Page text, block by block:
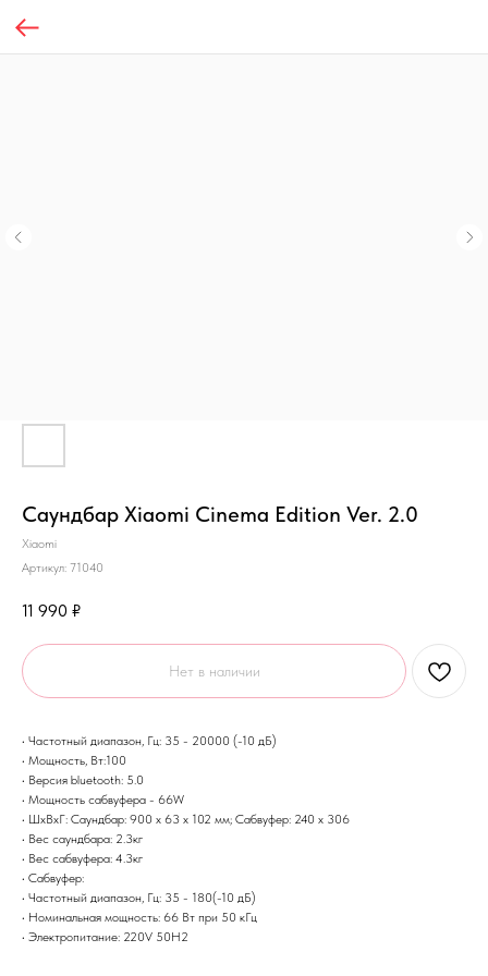
Саундбар Xiaomi Cinema Edition Ver. 2.0
Xiaomi
Артикул: 71040
11 990 ₽
Нет в наличии
• Частотный диапазон, Гц: 35 - 20000 (-10 дБ)
• Мощность, Вт:100
• Версия bluetooth: 5.0
• Мощность сабвуфера - 66W
• ШхВхГ: Саундбар: 900 х 63 х 102 мм; Сабвуфер: 240 х 306
• Вес саундбара: 2.3кг
• Вес сабвуфера: 4.3кг
• Сабвуфер:
• Частотный диапазон, Гц: 35 - 180(-10 дБ)
• Номинальная мощность: 66 Вт при 50 кГц
• Электропитание: 220V 50H2